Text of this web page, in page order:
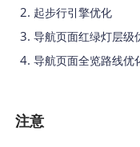
起步行引擎优化
导航页面红绿灯层级
导航页面全览路线优
注意